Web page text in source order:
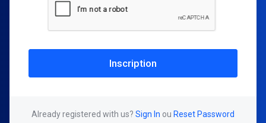
Already registered with us? Sign In ou Reset Password